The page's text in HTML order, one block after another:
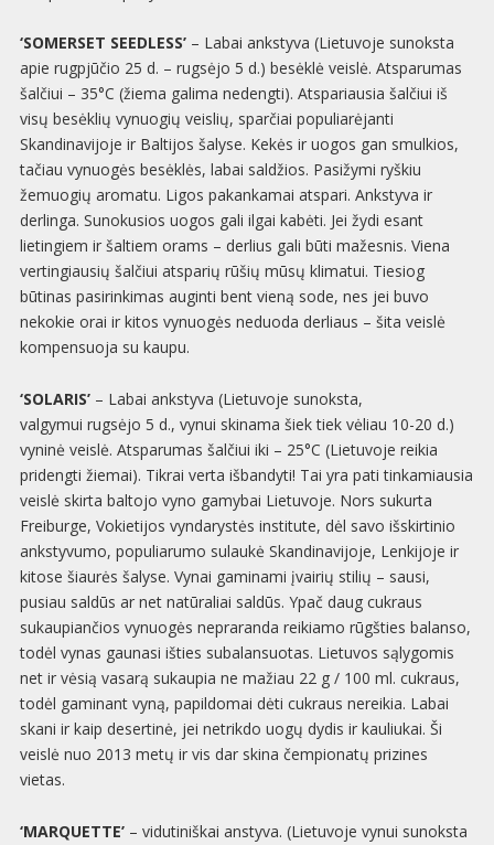
‘SOMERSET SEEDLESS’– Labai ankstyva (Lietuvoje sunoksta
apie rugpjūčio 25 d. – rugsėjo 5 d.) besėklė veislė. Atsparumas
šalčiui – 35°C (žiema galima nedengti). Atspariausia šalčiui iš
visų besėklių vynuogių veislių, sparčiai populiarėjanti
Skandinavijoje ir Baltijos šalyse. Kekės ir uogos gan smulkios,
tačiau vynuogės besėklės, labai saldžios. Pasižymi ryškiu
žemuogių aromatu. Ligos pakankamai atspari. Ankstyva ir
derlinga. Sunokusios uogos gali ilgai kabėti. Jei žydi esant
lietingiem ir šaltiem orams – derlius gali būti mažesnis. Viena
vertingiausių šalčiui atsparių rūšių mūsų klimatui. Tiesiog
būtinas pasirinkimas auginti bent vieną sode, nes jei buvo
nekokie orai ir kitos vynuogės neduoda derliaus – šita veislė
kompensuoja su kaupu.
‘SOLARIS’– Labai ankstyva (Lietuvoje sunoksta,
valgymui rugsėjo 5 d., vynui skinama šiek tiek vėliau 10-20 d.)
vyninė veislė. Atsparumas šalčiui iki – 25°C (Lietuvoje reikia
pridengti žiemai). Tikrai verta išbandyti! Tai yra pati tinkamiausia
veislė skirta baltojo vyno gamybai Lietuvoje. Nors sukurta
Freiburge, Vokietijos vyndarystės institute, dėl savo išskirtinio
ankstyvumo, populiarumo sulaukė Skandinavijoje, Lenkijoje ir
kitose šiaurės šalyse. Vynai gaminami įvairių stilių – sausi,
pusiau saldūs ar net natūraliai saldūs. Ypač daug cukraus
sukaupiančios vynuogės nepraranda reikiamo rūgšties balanso,
todėl vynas gaunasi išties subalansuotas. Lietuvos sąlygomis
net ir vėsią vasarą sukaupia ne mažiau 22 g / 100 ml. cukraus,
todėl gaminant vyną, papildomai dėti cukraus nereikia. Labai
skani ir kaip desertinė, jei netrikdo uogų dydis ir kauliukai. Ši
veislė nuo 2013 metų ir vis dar skina čempionatų prizines
vietas.
‘MARQUETTE’– vidutiniškai anstyva. (Lietuvoje vynui sunoksta